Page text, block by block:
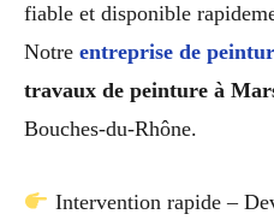
fiable et disponible
Notre entreprise de
travaux de peinture à
Bouches-du-Rhône.
Intervention rapide –